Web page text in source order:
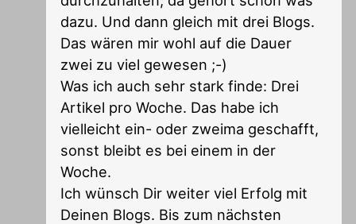
dazu. Und dann gleich mit drei Blogs.
Das wären mir wohl auf die Dauer
zwei zu viel gewesen ;-)
Was ich auch sehr stark finde: Drei
Artikel pro Woche. Das habe ich
vielleicht ein- oder zweima geschafft,
sonst bleibt es bei einem in der
Woche.
Ich wünsch Dir weiter viel Erfolg mit
Deinen Blogs. Bis zum nächsten